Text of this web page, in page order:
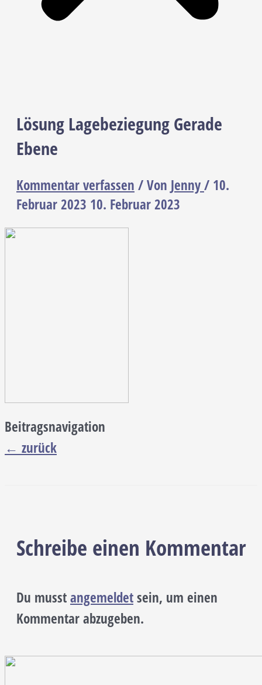
Lösung Lagebeziegung Gerade
Ebene
Kommentar verfassen / Von Jenny/ 10.
Februar 2023 10. Februar 2023
Beitragsnavigation
← zurück
Schreibe einen Kommentar
Du musstangemeldetsein, um einen
Kommentar abzugeben.